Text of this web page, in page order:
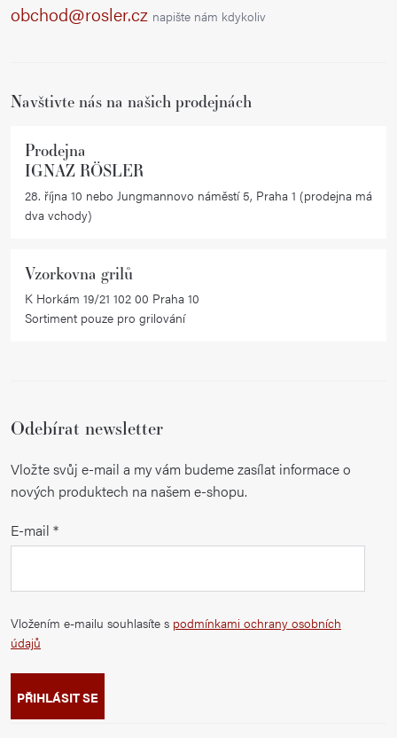
obchod@rosler.cz napište nám kdykoliv
Navštivte nás na našich prodejnách
Prodejna
IGNAZ RÖSLER
28. října 10 nebo Jungmannovo náměstí 5, Praha 1 (prodejna má
dva vchody)
Vzorkovna grilů
K Horkám 19/21 102 00 Praha 10
Sortiment pouze pro grilování
Odebírat newsletter
Vložte svůj e-mail a my vám budeme zasílat informace o
nových produktech na našem e-shopu.
E-mail
Vložením e-mailu souhlasíte s podmínkami ochrany osobních
údajů
PŘIHLÁSIT SE